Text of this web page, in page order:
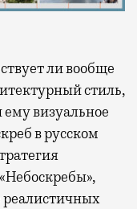
стиль,
визуальное
в русском
реалистичных